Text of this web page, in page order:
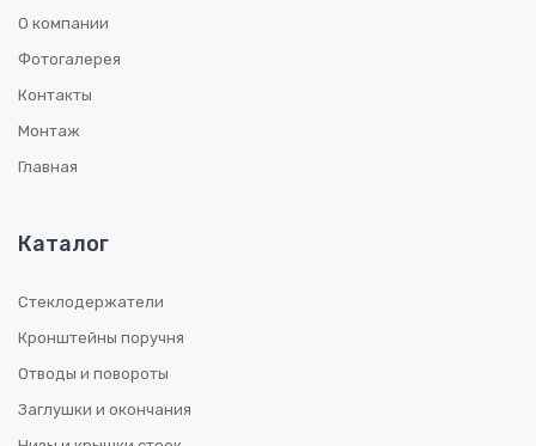
О компании
Фотогалерея
Контакты
Монтаж
Главная
Каталог
Стеклодержатели
Кронштейны поручня
Отводы и повороты
Заглушки и окончания